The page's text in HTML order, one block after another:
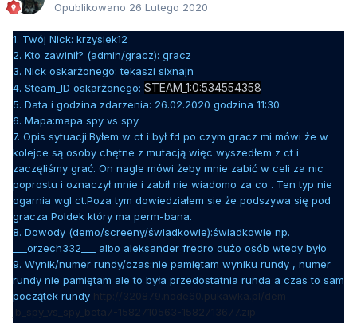
Opublikowano 26 Lutego 2020
1. Twój Nick: krzysiek12
2. Kto zawinił? (admin/gracz): gracz
3. Nick oskarżonego: tekaszi sixnajn
4. Steam_ID oskarżonego: STEAM_1:0:534554358
5. Data i godzina zdarzenia: 26.02.2020 godzina 11:30
6. Mapa:mapa spy vs spy
7. Opis sytuacji:Byłem w ct i był fd po czym gracz mi mówi że w
kolejce są osoby chętne z mutacją więc wyszedłem z ct i
zaczęliśmy grać. On nagle mówi żeby mnie zabić w celi za nic
poprostu i oznaczył mnie i zabił nie wiadomo za co . Ten typ nie
ogarnia wgl ct.Poza tym dowiedziałem sie że podszywa się pod
gracza Poldek który ma perm-bana.
8. Dowody (demo/screeny/świadkowie):świadkowie np.
___orzech332___ albo aleksander fredro dużo osób wtedy było
9. Wynik/numer rundy/czas:nie pamiętam wyniku rundy , numer
rundy nie pamiętam ale to była przedostatnia runda a czas to sam
początek rundy http://320879.node60.pukawka.pl/dem-
jb_spy_vs_spy_beta7-1582710563-1582713677.zip